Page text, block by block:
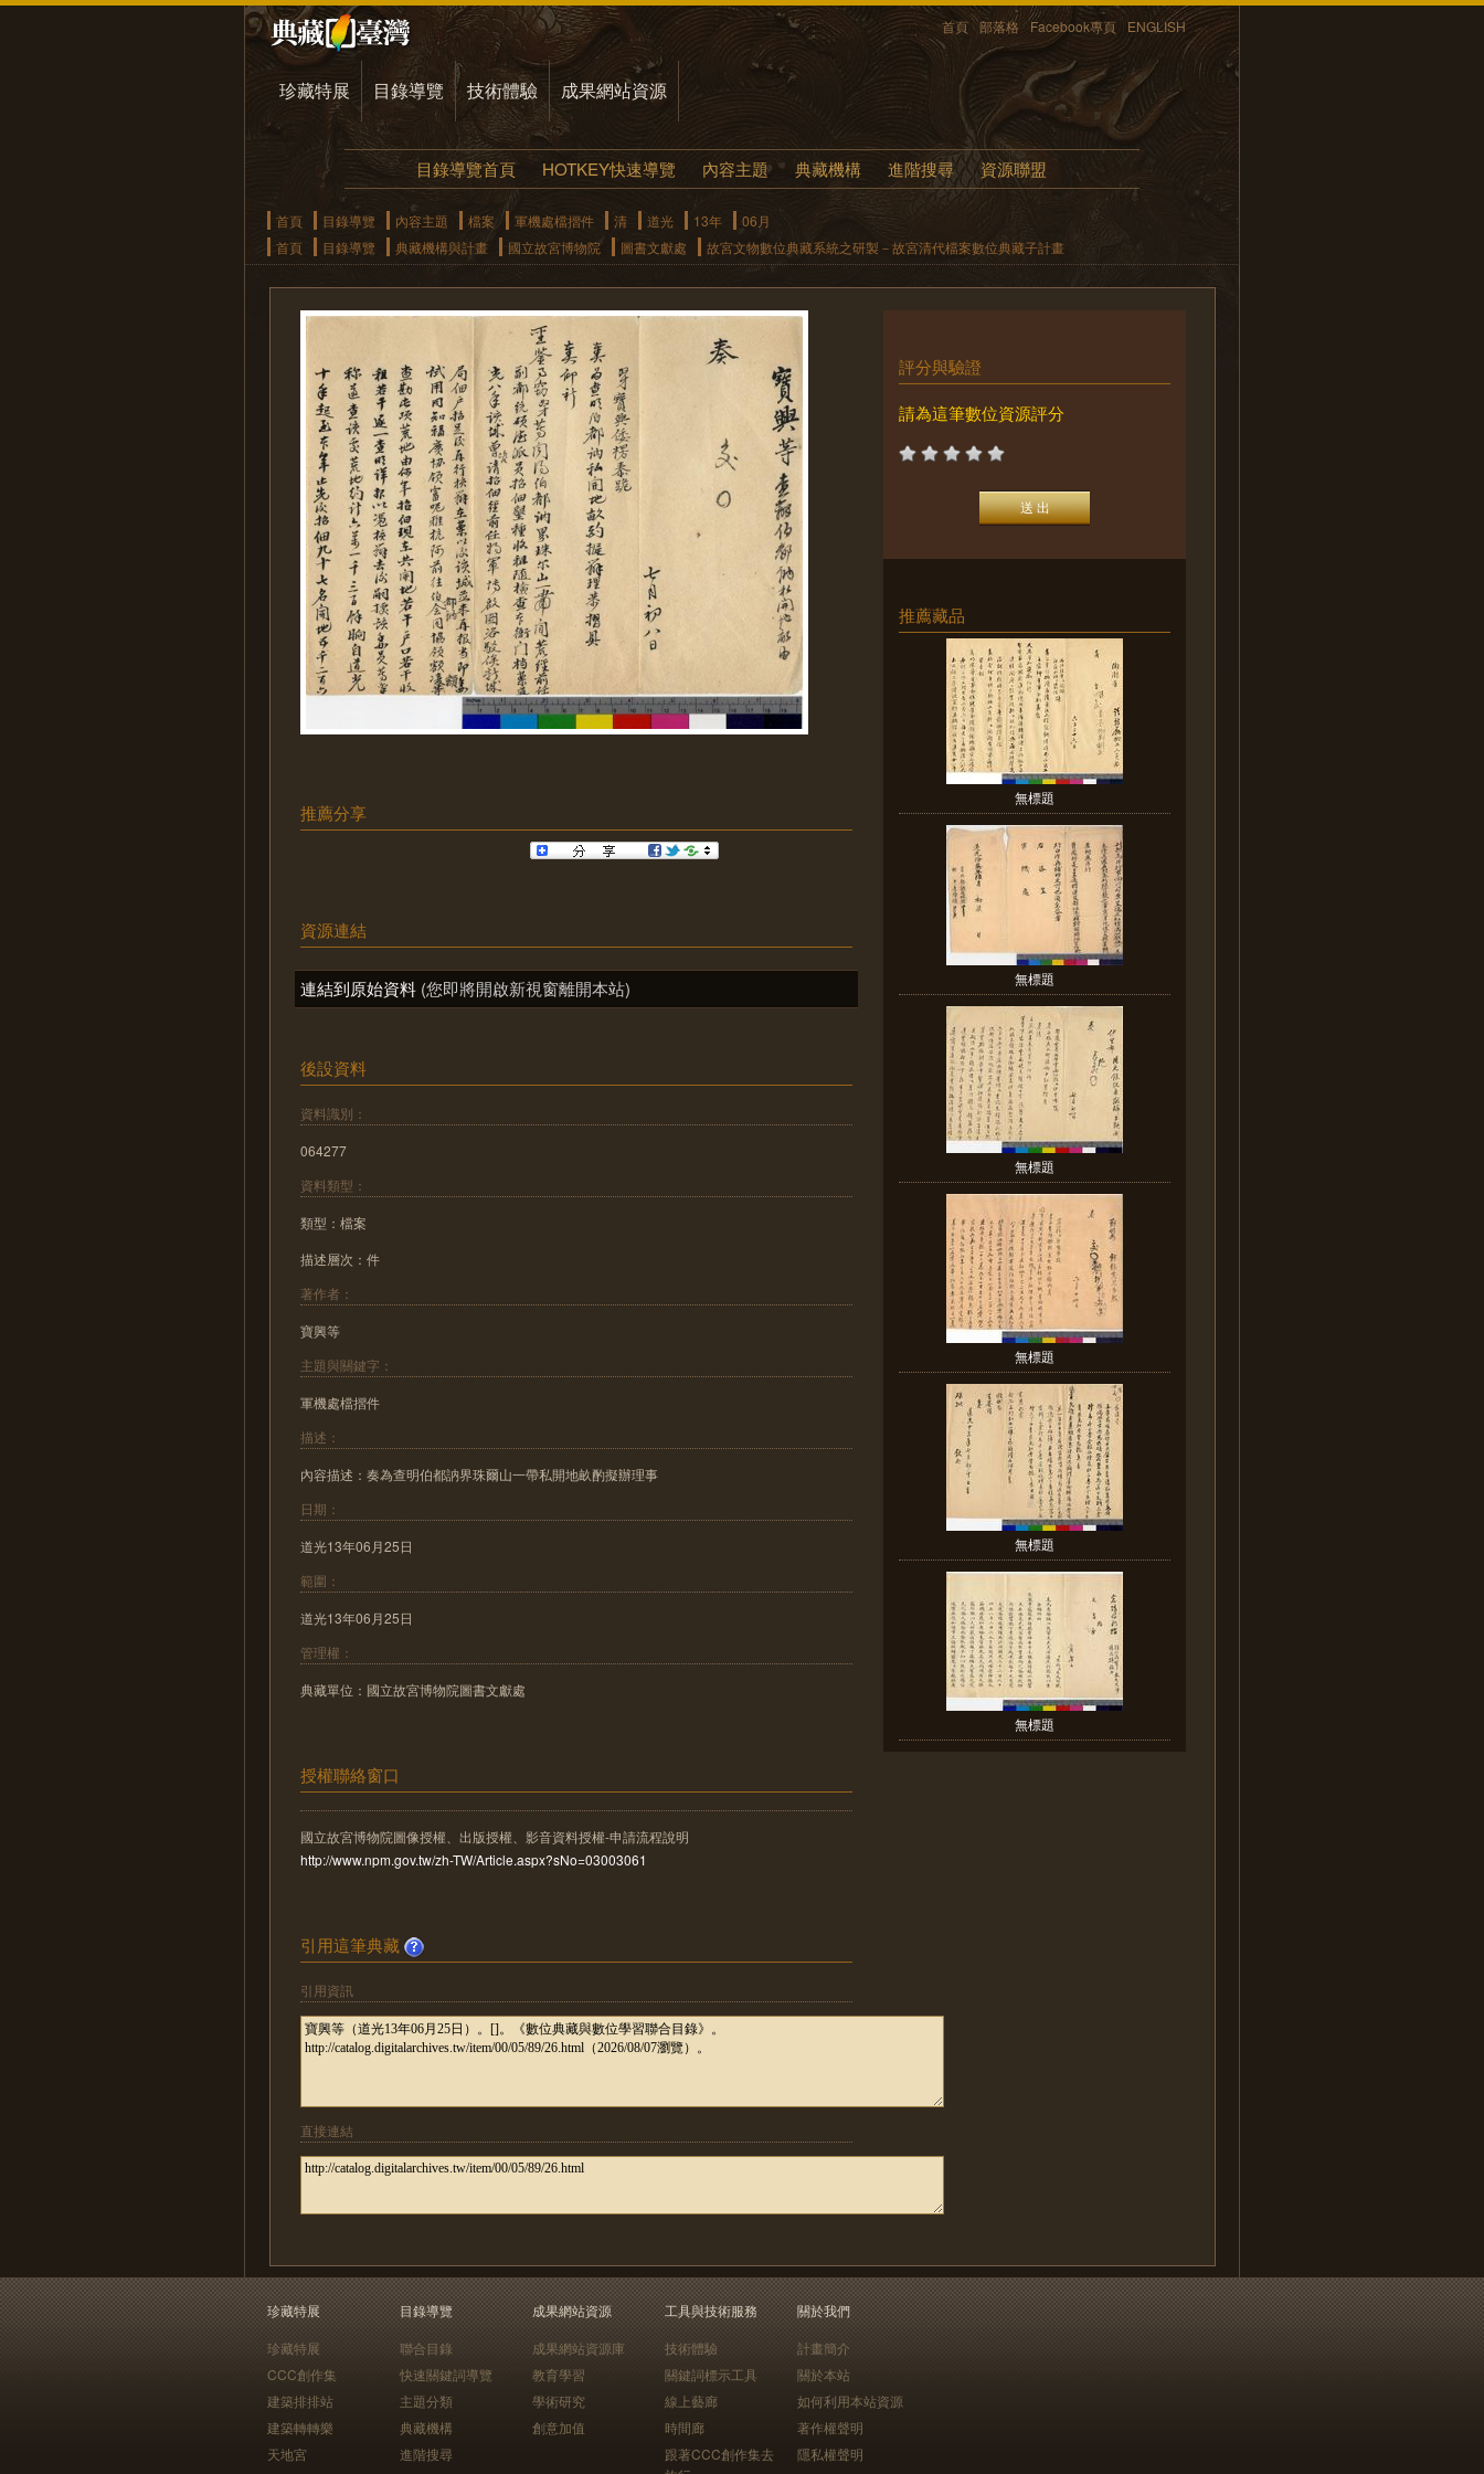
首頁 部落格 Facebook專頁 ENGLISH
珍藏特展 目錄導覽 技術體驗 成果網站資源
目錄導覽首頁 HOTKEY快速導覽 內容主題 典藏機構 進階搜尋 資源聯盟
首頁 目錄導覽 內容主題 檔案 軍機處檔摺件 清 道光 13年
06月
首頁
目錄導覽 典藏機構與計畫 國立故宮博物院 圖書文獻處 故宮文物數位典藏系統之研製－故宮清代檔案數位典藏子計畫
推薦分享
資源連結
連結到原始資料 (您即將開啟新視窗離開本站)
後設資料
資料識別：
064277
資料類型：
類型：檔案
描述層次：件
著作者：
寶興等
主題與關鍵字：
軍機處檔摺件
描述：
內容描述：奏為查明伯都訥界珠爾山一帶私開地畝酌擬辦理事
日期：
道光13年06月25日
範圍：
道光13年06月25日
管理權：
典藏單位：國立故宮博物院圖書文獻處
授權聯絡窗口
國立故宮博物院圖像授權、出版授權、影音資料授權-申請流程說明
http://www.npm.gov.tw/zh-TW/Article.aspx?sNo=03003061
引用這筆典藏
引用資訊
直接連結
評分與驗證
請為這筆數位資源評分
推薦藏品
無標題
無標題
無標題
無標題
無標題
無標題
珍藏特展
珍藏特展
CCC創作集
建築排排站
建築轉轉樂
天地宮
目錄導覽
聯合目錄
快速關鍵詞導覽
主題分類
典藏機構
進階搜尋
成果網站資源
成果網站資源庫
教育學習
學術研究
創意加值
工具與技術服務
技術體驗
關鍵詞標示工具
線上藝廊
時間廊
跟著CCC創作集去
關於我們
計畫簡介
關於本站
如何利用本站資源
著作權聲明
隱私權聲明